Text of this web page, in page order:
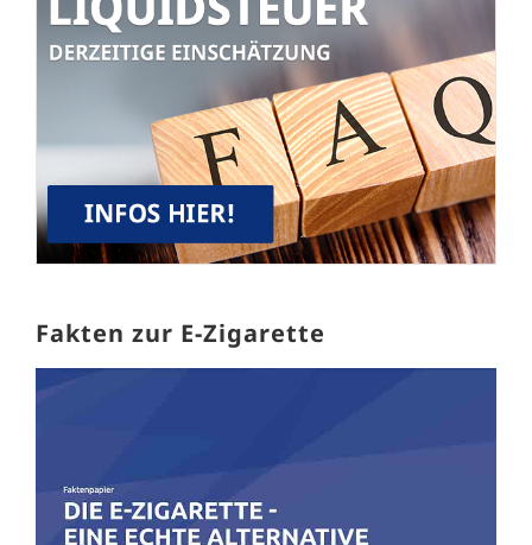
Fakten zur E-Zigarette